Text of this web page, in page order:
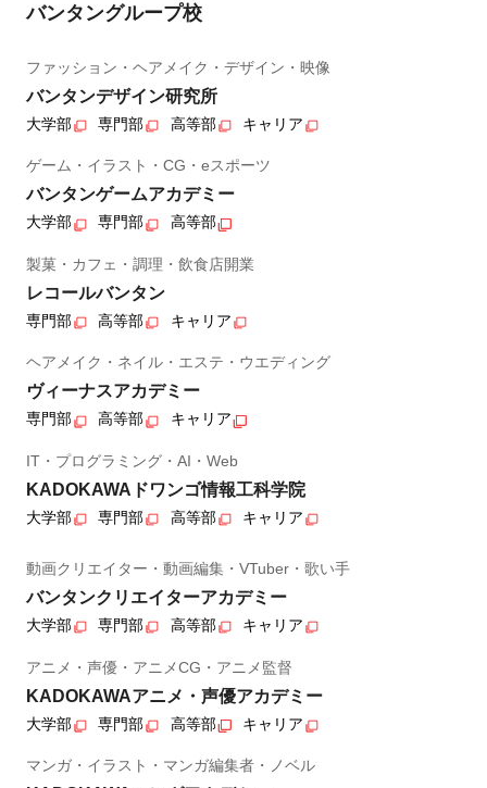
バンタングループ校
ファッション・ヘアメイク・デザイン・映像
バンタンデザイン研究所
大学部 専門部 高等部 キャリア
ゲーム・イラスト・CG・eスポーツ
バンタンゲームアカデミー
大学部 専門部 高等部
製菓・カフェ・調理・飲食店開業
レコールバンタン
専門部 高等部 キャリア
ヘアメイク・ネイル・エステ・ウエディング
ヴィーナスアカデミー
専門部 高等部 キャリア
IT・プログラミング・AI・Web
KADOKAWAドワンゴ情報工科学院
大学部 専門部 高等部 キャリア
動画クリエイター・動画編集・VTuber・歌い手
バンタンクリエイターアカデミー
大学部 専門部 高等部 キャリア
アニメ・声優・アニメCG・アニメ監督
KADOKAWAアニメ・声優アカデミー
大学部 専門部 高等部 キャリア
マンガ・イラスト・マンガ編集者・ノベル